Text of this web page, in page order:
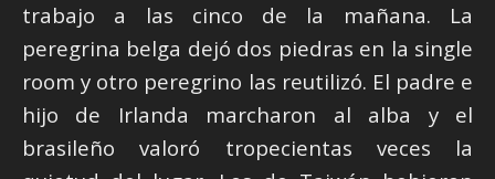
trabajo a las cinco de la mañana. La
peregrina belga dejó dos piedras en la single
room y otro peregrino las reutilizó. El padre e
hijo de Irlanda marcharon al alba y el
brasileño valoró tropecientas veces la